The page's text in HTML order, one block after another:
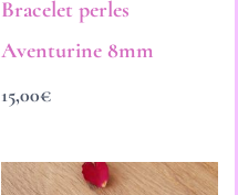
Bracelet perles
Aventurine 8mm
15,00€